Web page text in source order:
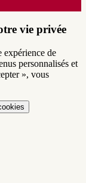
vie privée
expérience de
personnalisés et
», vous